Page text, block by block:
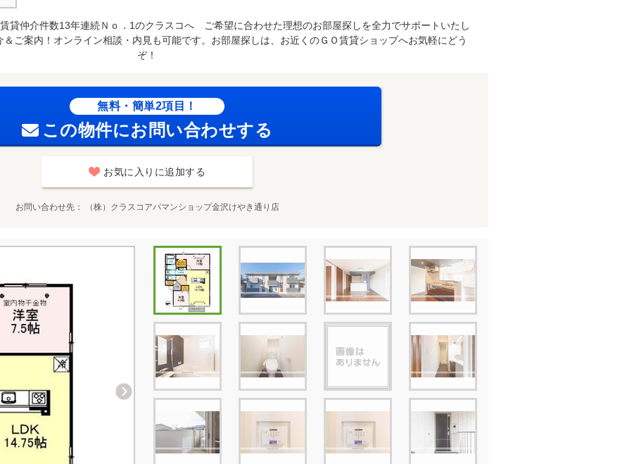
貸仲介件数13年連続Ｎｏ．1のクラスコへ ご希望に合わせた理想のお部屋探しを全力でサポートいたし
ご案内！オンライン相談・内見も可能です。お部屋探しは、お近くのＧＯ賃貸ショップへお気軽にどう
ぞ！
無料・簡単2項目！
この物件にお問い合わせする
お気に入りに追加する
お問い合わせ先 （株）クラスコアパマンショップ金沢けやき通り店